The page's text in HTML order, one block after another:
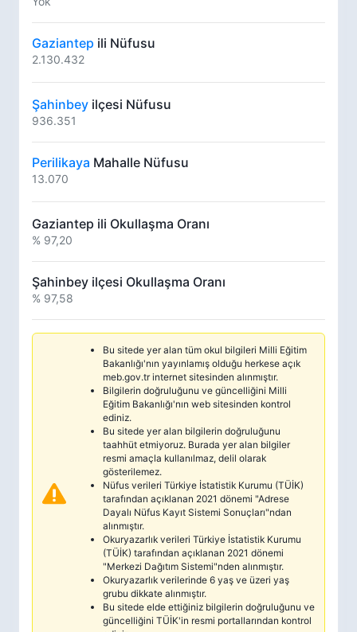
Gaziantep ili Nüfusu
2.130.432
Şahinbey ilçesi Nüfusu
936.351
Perilikaya Mahalle Nüfusu
13.070
Gaziantep ili Okullaşma Oranı
% 97,20
Şahinbey ilçesi Okullaşma Oranı
% 97,58
Bu sitede yer alan tüm okul bilgileri Milli Eğitim
Bakanlığı'nın yayınlamış olduğu herkese açık
meb.gov.tr internet sitesinden alınmıştır.
Bilgilerin doğruluğunu ve güncelliğini Milli
Eğitim Bakanlığı'nın web sitesinden kontrol
ediniz.
Bu sitede yer alan bilgilerin doğruluğunu
taahhüt etmiyoruz. Burada yer alan bilgiler
resmi amaçla kullanılmaz, delil olarak
gösterilemez.
Nüfus verileri Türkiye İstatistik Kurumu (TÜİK)
tarafından açıklanan 2021 dönemi "Adrese
Dayalı Nüfus Kayıt Sistemi Sonuçları"ndan
alınmıştır.
Okuryazarlık verileri Türkiye İstatistik Kurumu
(TÜİK) tarafından açıklanan 2021 dönemi
"Merkezi Dağıtım Sistemi"nden alınmıştır.
Okuryazarlık verilerinde 6 yaş ve üzeri yaş
grubu dikkate alınmıştır.
Bu sitede elde ettiğiniz bilgilerin doğruluğunu ve
güncelliğini TÜİK'in resmi portallarından kontrol